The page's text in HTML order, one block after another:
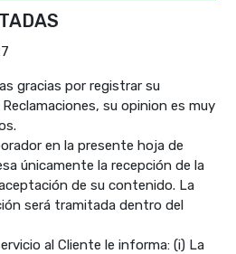
gracias por registrar su
su opinion es muy
en la presente hoja de
únicamente la recepción de la
de su contenido. La
será tramitada dentro del
al Cliente le informa: (i) La